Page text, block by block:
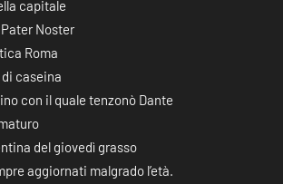
capitale
Noster
Roma
caseina
con il quale tenzonò Dante
del giovedì grasso
aggiornati malgrado l’età.